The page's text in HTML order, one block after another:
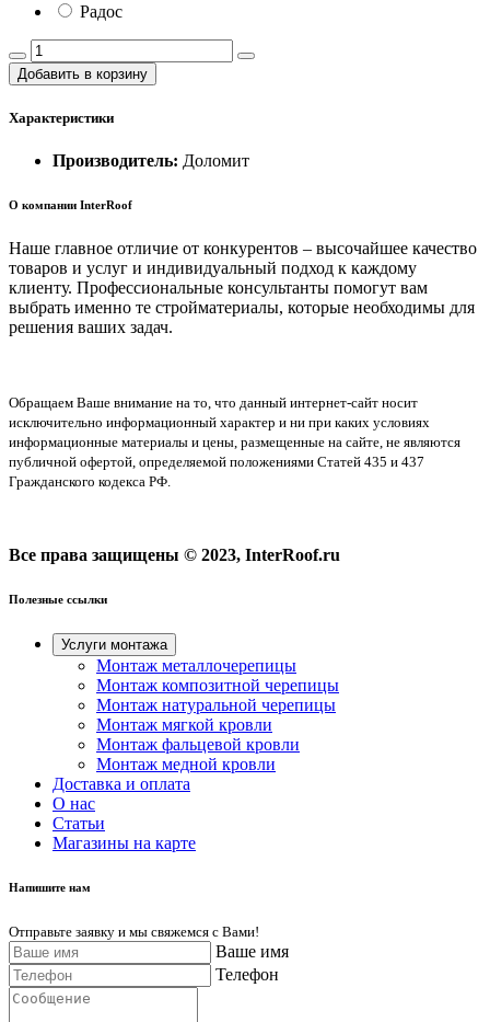
Радос
Добавить в корзину
Характеристики
Производитель: Доломит
О компании InterRoof
Наше главное отличие от конкурентов – высочайшее качество
товаров и услуг и индивидуальный подход к каждому
клиенту. Профессиональные консультанты помогут вам
выбрать именно те стройматериалы, которые необходимы для
решения ваших задач.
Обращаем Ваше внимание на то, что данный интернет-сайт носит
исключительно информационный характер и ни при каких условиях
информационные материалы и цены, размещенные на сайте, не являются
публичной офертой, определяемой положениями Статей 435 и 437
Гражданского кодекса РФ.
Все права защищены © 2023, InterRoof.ru
Полезные ссылки
Услуги монтажа
Монтаж металлочерепицы
Монтаж композитной черепицы
Монтаж натуральной черепицы
Монтаж мягкой кровли
Монтаж фальцевой кровли
Монтаж медной кровли
Доставка и оплата
О нас
Cтатьи
Магазины на карте
Напишите нам
Отправьте заявку и мы свяжемся с Вами!
Ваше имя
Телефон